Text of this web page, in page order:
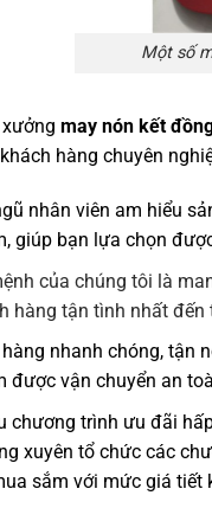
Một số
may nón kết
hàng chuyên
nhân viên am hiểu
giúp bạn lựa chọn
của chúng tôi là
hàng tận tình nhất đến
hàng nhanh chóng, tận
được vận chuyển an
chương trình ưu đãi
xuyên tổ chức các
sắm với mức giá tiết